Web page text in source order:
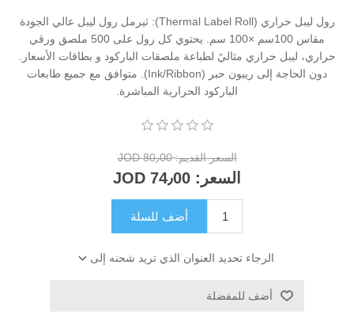
رول ليبل حراري (Thermal Label Roll): ثيرمل رول ليبل عالي الجودة
مقاس 100سم ×100 سم. يحتوي كل رول على 500 ملصق ورقي
حراري، ليبل حراري مثاليً لطباعة ملصقات الباركود و بطاقات الأسعار.
دون الحاجة إلى ريبون حبر (Ink/Ribbon). متوافق مع جميع طابعات
الباركود الحرارية المباشرة.
السعر القديم: 80٫00 JOD
السعر: 74٫00 JOD
أضف للسلة
الرجاء تحديد العنوان الذي تريد شحنه إلى
أضف للمفضلة